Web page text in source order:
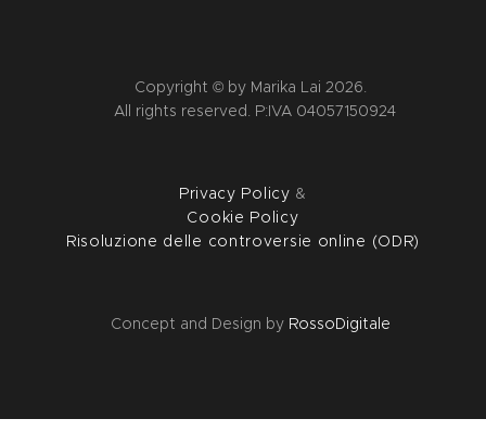
Copyright © by Marika Lai 2026.
All rights reserved. P:IVA 04057150924
Privacy Policy &
Cookie Policy
Risoluzione delle controversie online (ODR)
Concept and Design by RossoDigitale